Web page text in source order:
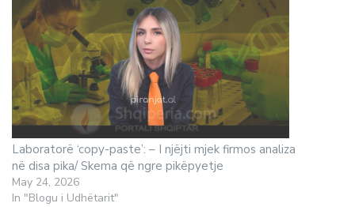
Laboratorë ‘copy-paste’: – I njëjti mjek firmos analiza
në disa pika/ Skema që ngre pikëpyetje
May 24, 2026
In "Blogu i Udhëtarit"